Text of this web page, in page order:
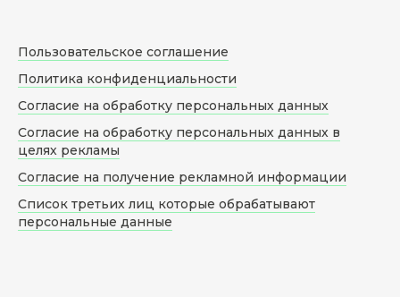
Пользовательское соглашение
Политика конфиденциальности
Согласие на обработку персональных данных
Согласие на обработку персональных данных в
целях рекламы
Согласие на получение рекламной информации
Список третьих лиц которые обрабатывают
персональные данные